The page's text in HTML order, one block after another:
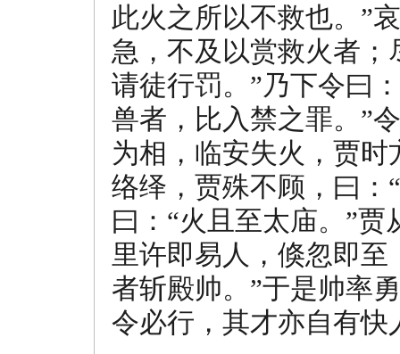
此火之所以不救也。”
急，不及以赏救火者
请徒行罚。”乃下令曰
兽者，比入禁之罪。”
为相，临安失火，贾
络绎，贾殊不顾，曰：
曰：“火且至太庙。”
里许即易人，倏忽即
者斩殿帅。”于是帅率
令必行，其才亦自有快